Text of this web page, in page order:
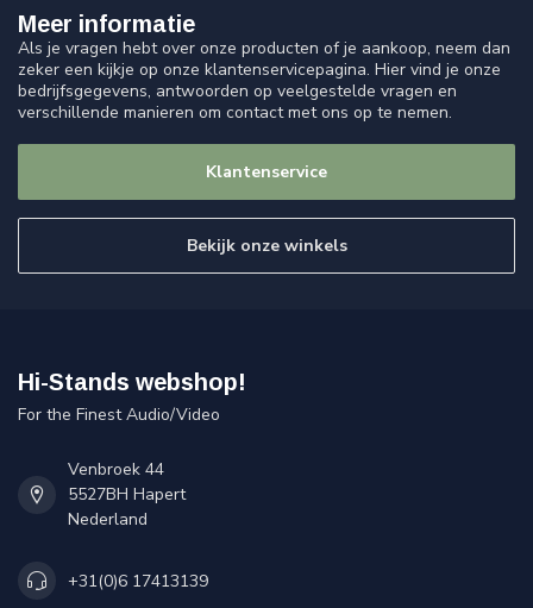
Meer informatie
Als je vragen hebt over onze producten of je aankoop, neem dan
zeker een kijkje op onze klantenservicepagina. Hier vind je onze
bedrijfsgegevens, antwoorden op veelgestelde vragen en
verschillende manieren om contact met ons op te nemen.
Klantenservice
Bekijk onze winkels
Hi-Stands webshop!
For the Finest Audio/Video
Venbroek 44
5527BH Hapert
Nederland
+31(0)6 17413139